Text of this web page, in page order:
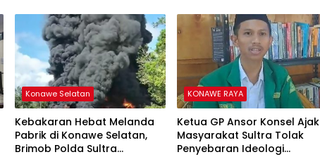
Konawe Selatan
Kebakaran Hebat Melanda
Pabrik di Konawe Selatan,
Brimob Polda Sultra
KONAWE RAYA
Ketua GP Ansor Konsel Ajak
Masyarakat Sultra Tolak
Penyebaran Ideologi